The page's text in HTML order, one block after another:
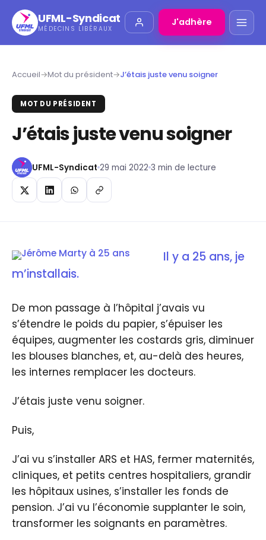
UFML-Syndicat
MÉDECINS LIBÉRAUX
J'adhère
Accueil→Mot du président→J’étais juste venu soigner
MOT DU PRÉSIDENT
J’étais juste venu soigner
UFML-Syndicat 29 mai 2022 3 min de lecture
Il y a 25 ans, je
m’installais.
De mon passage à l’hôpital j’avais vu
s’étendre le poids du papier, s’épuiser les
équipes, augmenter les costards gris, diminuer
les blouses blanches, et, au-delà des heures,
les internes remplacer les docteurs.
J’étais juste venu soigner.
Puis,
J’ai vu s’installer ARS et HAS, fermer maternités,
cliniques, et petits centres hospitaliers, grandir
les hôpitaux usines, s’installer les fonds de
pension. J’ai vu l’économie supplanter le soin,
transformer les soignants en paramètres.